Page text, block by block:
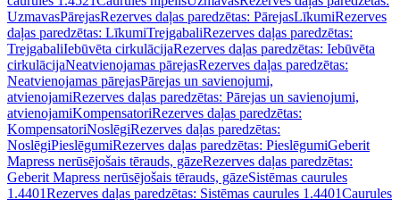
UzmavasPārejasRezerves daļas paredzētas: PārejasLīkumiRezerves
daļas paredzētas: LīkumiTrejgabaliRezerves daļas paredzētas:
TrejgabaliIebūvēta cirkulācijaRezerves daļas paredzētas: Iebūvēta
cirkulācijaNeatvienojamas pārejasRezerves daļas paredzētas:
Neatvienojamas pārejasPārejas un savienojumi,
atvienojamiRezerves daļas paredzētas: Pārejas un savienojumi,
atvienojamiKompensatoriRezerves daļas paredzētas:
KompensatoriNoslēgiRezerves daļas paredzētas:
NoslēgiPieslēgumiRezerves daļas paredzētas: PieslēgumiGeberit
Mapress nerūsējošais tērauds, gāzeRezerves daļas paredzētas:
Geberit Mapress nerūsējošais tērauds, gāzeSistēmas caurules
1.4401Rezerves daļas paredzētas: Sistēmas caurules 1.4401Caurules